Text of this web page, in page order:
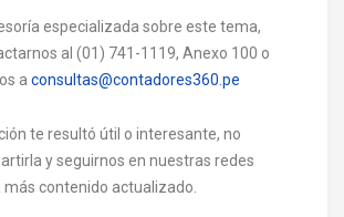
especializada sobre este tema,
al (01) 741-1119, Anexo 100 o
a consultas@contadores360.pe
te resultó útil o interesante, no
y seguirnos en nuestras redes
más contenido actualizado.